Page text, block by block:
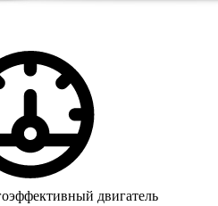
двигатель